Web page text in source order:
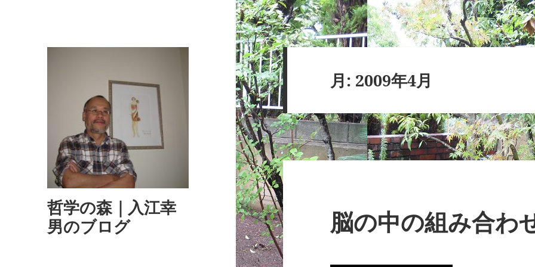
哲学の森｜入江幸
男のブログ
月: 2009年4月
脳の中の組み合わ